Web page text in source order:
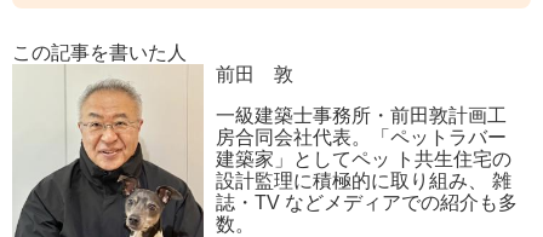
この記事を書いた人
前田 敦
一級建築士事務所・前田敦計画工
房合同会社代表。「ペットラバー
建築家」としてペッ ト共生住宅の
設計監理に積極的に取り組み、 雑
誌・TV などメディアでの紹介も多
数。